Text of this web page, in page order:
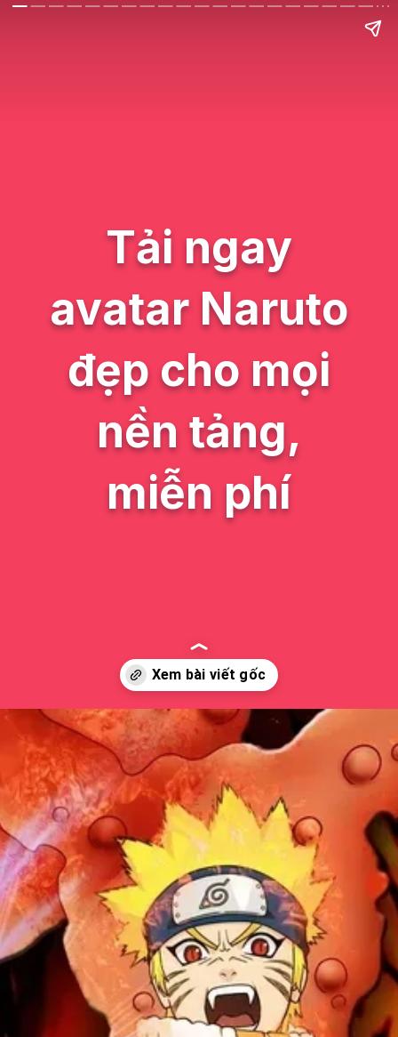
Tải ngay
avatar Naruto
đẹp cho mọi
nền tảng,
miễn phí
Đang mởhttps://issiloo.edu.vn/avatar-naruto